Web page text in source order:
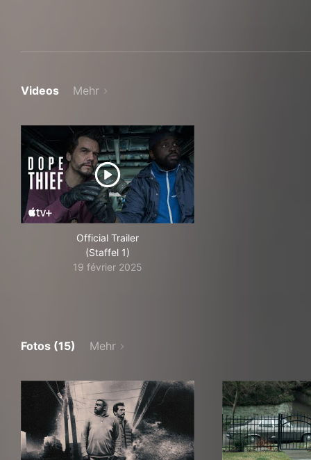
Videos Mehr
Official Trailer
(Staffel 1)
19 février 2025
Fotos (15) Mehr